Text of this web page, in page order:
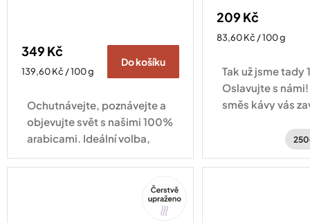
349 Kč
Měrná
139,60 Kč / 100 g
Do košíku
Ochutnávejte, poznávejte a
objevujte svět s našimi 100%
arabicami. Ideální volba,
když se nemůžete
rozhodnout!
209 Kč
Měrná
83,60 Kč / 100 g
Tak už jsme tady
Oslavujte s
směs kávy vás
Hondurasu a
Tip